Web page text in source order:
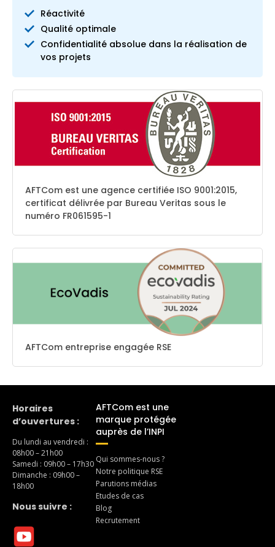
Réactivité
Qualité optimale
Confidentialité absolue dans la réalisation de
vos projets
AFTCom est une agence certifiée ISO 9001:2015,
certificat délivrée par Bureau Veritas sous le
numéro FR061595-1
AFTCom entreprise engagée RSE
Horaires
d’ouvertures :
Du lundi au vendredi :
08h00 – 21h00
Samedi : 09h00 – 17h30
Dimanche : 09h00 –
18h00
Nous suivre :
AFTCom est une
marque protégée
auprès de l’INPI
Qui sommes-nous ?
Notre politique RSE
Parutions médias
Etudes de cas
Blog
Recrutement